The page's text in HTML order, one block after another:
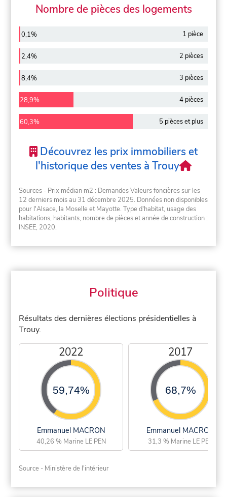
Nombre de pièces des logements
0,1% 1 pièce
2,4% 2 pièces
8,4% 3 pièces
28,9% 4 pièces
60,3% 5 pièces et plus
Découvrez les prix immobiliers et
l'historique des ventes à Trouy
Sources - Prix médian m2 : Demandes Valeurs foncières sur les
12 derniers mois au 31 décembre 2025. Données non disponibles
pour l'Alsace, la Moselle et Mayotte. Type d'habitat, usage des
habitations, habitants, nombre de pièces et année de construction :
INSEE, 2020.
Politique
Résultats des dernières élections présidentielles à
Trouy.
2022
59,74%
Emmanuel MACRON
40,26 % Marine LE PEN
2017
68,7%
Emmanuel MACRON
31,3 % Marine LE PEN
Source - Ministère de l'intérieur